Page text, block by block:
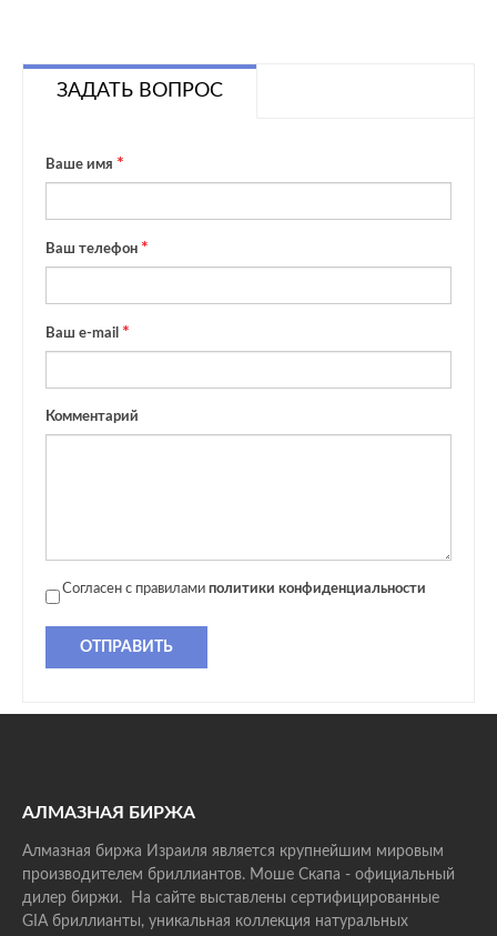
ЗАДАТЬ ВОПРОС
Ваше имя
Ваш телефон
Ваш e-mail
Комментарий
Согласен с правилами политики конфиденциальности
ОТПРАВИТЬ
АЛМАЗНАЯ БИРЖА
Алмазная биржа Израиля является крупнейшим мировым
производителем бриллиантов. Моше Скапа - официальный
дилер биржи. На сайте выставлены сертифицированные
GIA бриллианты, уникальная коллекция натуральных